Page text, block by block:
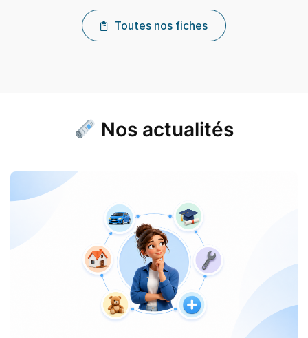
Toutes nos fiches
Nos actualités